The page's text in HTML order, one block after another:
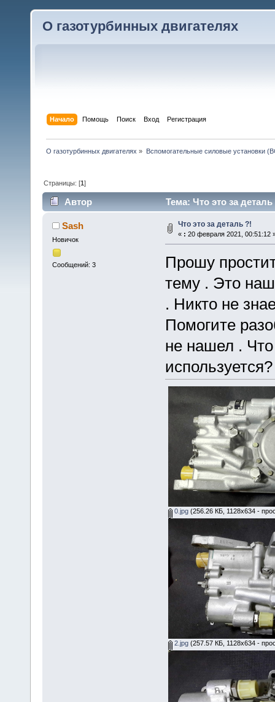
О газотурбинных двигателях
Начало Помощь Поиск Вход Регистрация
О газотурбинных двигателях » Вспомогательные силовые установки
Страницы: [1]
Автор Тема: Что это за
Sash
Новичок
Сообщений: 3
Что это за деталь ?!
« : 20 февраля 2021, 00:51:12
Прошу
тему . Это
. Никто не
Помогите
не нашел .
используется?
0.jpg(256.26 КБ, 1128x634 -
2.jpg(257.57 КБ, 1128x634 -